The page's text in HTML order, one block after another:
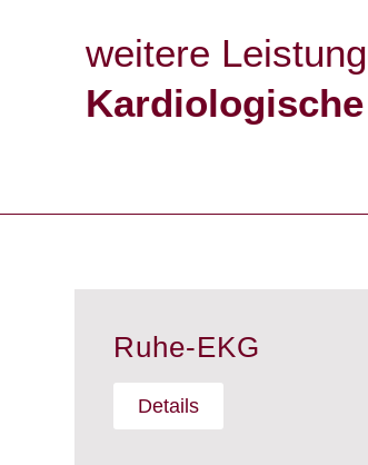
weitere
Ruhe-EKG
Details